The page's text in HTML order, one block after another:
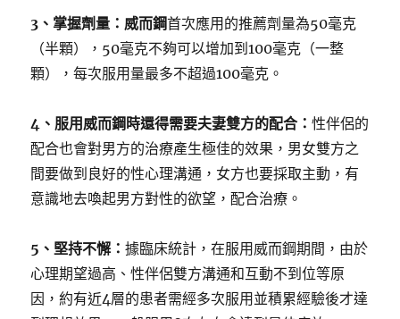
3、掌握劑量：威而鋼首次應用的推薦劑量為50毫克
（半顆），50毫克不夠可以增加到100毫克（一整
顆），每次服用量最多不超過100毫克。
4、服用威而鋼時還得需要夫妻雙方的配合：性伴侶的
配合也會對男方的治療產生極佳的效果，男女雙方之
間要做到良好的性心理溝通，女方也要採取主動，有
意識地去喚起男方對性的欲望，配合治療。
5、堅持不懈：據臨床統計，在服用威而鋼期間，由於
心理期望過高、性伴侶雙方溝通和互動不到位等原
因，約有近4層的患者需經多次服用並積累經驗後才達